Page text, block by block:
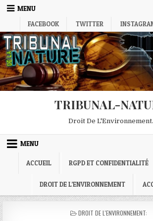
Skip
MENU
FACEBOOK
TWITTER
TRIBUNAL-
Droit De L'Environnement.
MENU
ACCUEIL RGPD ET CONFIDENTIALITÉ
DROIT DE L’ENVIRONNEMENT
POSTED
DROIT DE L'ENVIRONNEMENT: